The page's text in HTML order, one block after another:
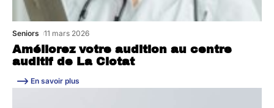
Améliorez votre audition au centre
auditif de La Ciotat
Seniors 11 mars 2026
En savoir plus